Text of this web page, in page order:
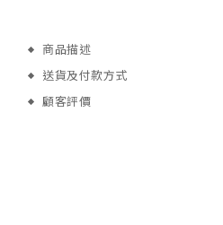
商品描述
送貨及付款方式
顧客評價